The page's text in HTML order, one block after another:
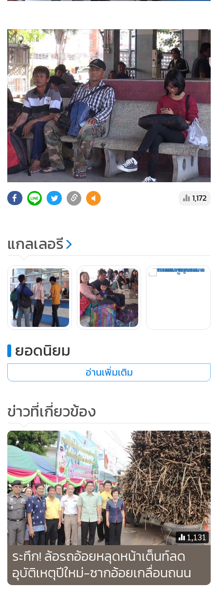
1,172
แกลเลอรี
ยอดนิยม
อ่านเพิ่มเติม
ข่าวที่เกี่ยวข้อง
1,131
ระทึก! ล้อรถอ้อยหลุดหน้าเต็นท์ลด
อุบัติเหตุปีใหม่-ซากอ้อยเกลื่อนถนน
ขนส่งอ่างทองเข้มรถโดยสาร พบ
พนง.ขับรถมีสารเสพติดแล้ว 1 ราย